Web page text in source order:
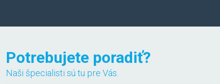
Potrebujete poradiť?
Naši špecialisti sú tu pre Vás.